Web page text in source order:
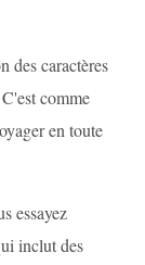
des caractères
comme
en toute
essayez
inclut des